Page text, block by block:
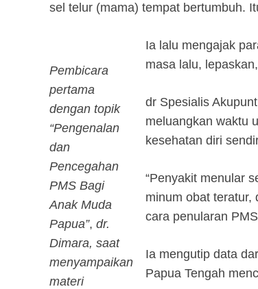
sel telur (mama) tempat bertumbuh.
Pembicara
pertama
dengan topik
“Pengenalan
dan
Pencegahan
PMS Bagi
Anak Muda
Papua”, dr.
Dimara, saat
menyampaikan
materi
Ia lalu mengajak
masa lalu,
dr Spesialis
meluangkan waktu
kesehatan diri
“Penyakit menular
minum obat teratur,
cara penularan
Ia mengutip data
Papua Tengah